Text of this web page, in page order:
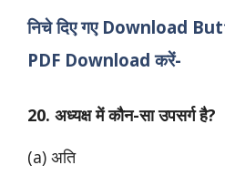
निचे दिए गए Download
PDF Download करें-
20. अध्यक्ष में कौन-सा उपसर्ग है?
(a) अति